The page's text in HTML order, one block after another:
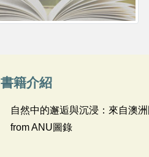
書籍介紹
自然中的邂逅與沉浸：來自澳
from ANU圖錄